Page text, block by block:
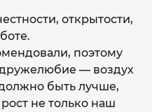
открытости,
поэтому
— воздух
быть лучше,
не только наш